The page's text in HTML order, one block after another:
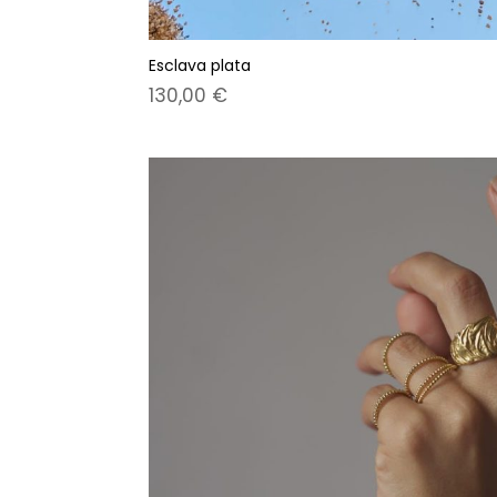
Esclava plata
130,00 €